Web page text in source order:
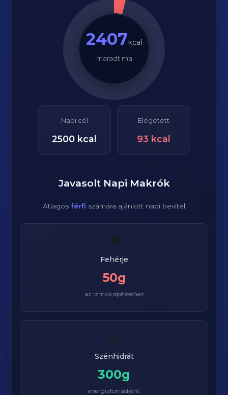
2407kcal
maradt ma
Napi cél
2500 kcal
Elégetett
93 kcal
Javasolt Napi Makrók
Átlagos férfi számára ajánlott napi bevitel
🥩
Fehérje
50g
az izmok építéséhez
🍚
Szénhidrát
300g
energiaforrásként